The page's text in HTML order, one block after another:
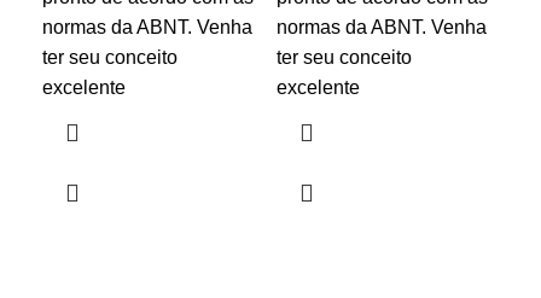
normas da ABNT. Venha
ter seu conceito
excelente
normas da ABNT. Venha
ter seu conceito
excelente